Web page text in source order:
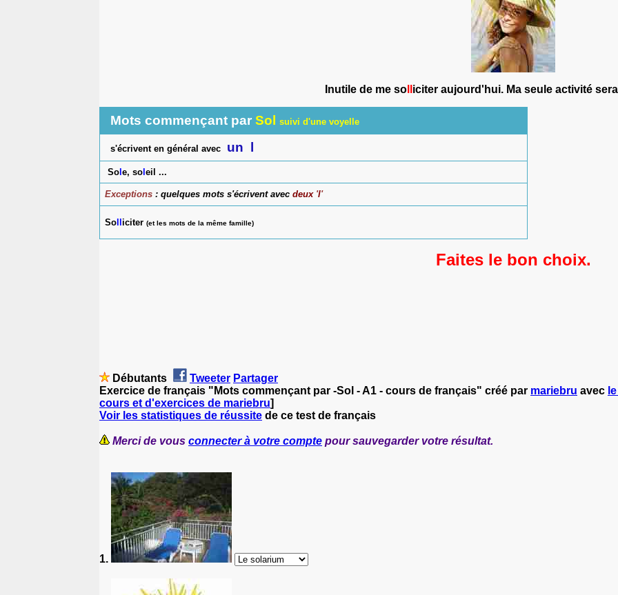
Inutile de me so iciter aujourd'hui. Ma seule activité
Mots commençant parSolsuivi d'une voyelle
s'écrivent en général avec un l
So le, so leil ...
Exceptions : quelques mots s'écrivent avecdeux 'l'
So lliciter(et les mots de la même famille)
Faites le bon choix.
Débutants Tweeter Partager
Exercice de français "Mots commençant par -Sol - A1 - cours de français" créé par mariebru avec
cours et d'exercices de mariebru]
Voir les statistiques de réussite de ce test de français
Merci de vous connecter à votre compte pour sauvegarder votre résultat.
1.